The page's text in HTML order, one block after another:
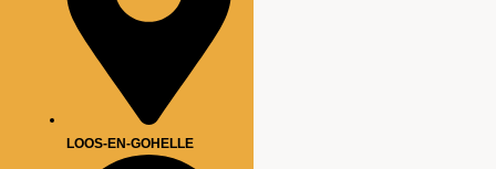
LOOS-EN-GOHELLE